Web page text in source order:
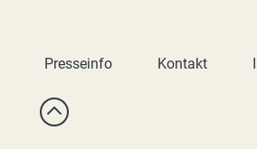
Presseinfo Kontakt